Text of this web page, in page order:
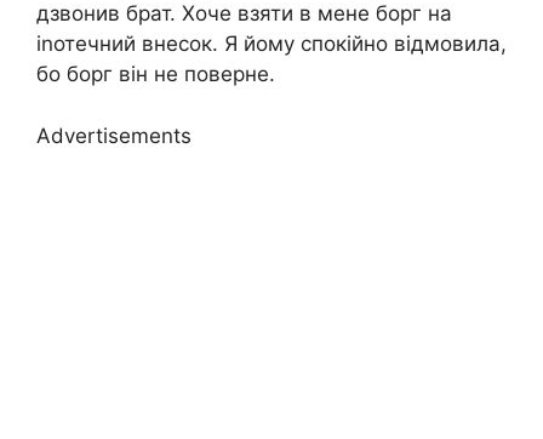
дзвонив брат. Хоче взяти в мене борг на
іnотечний внесок. Я йому спокійно відмовила,
бо борг він не поверне.
Advertisements